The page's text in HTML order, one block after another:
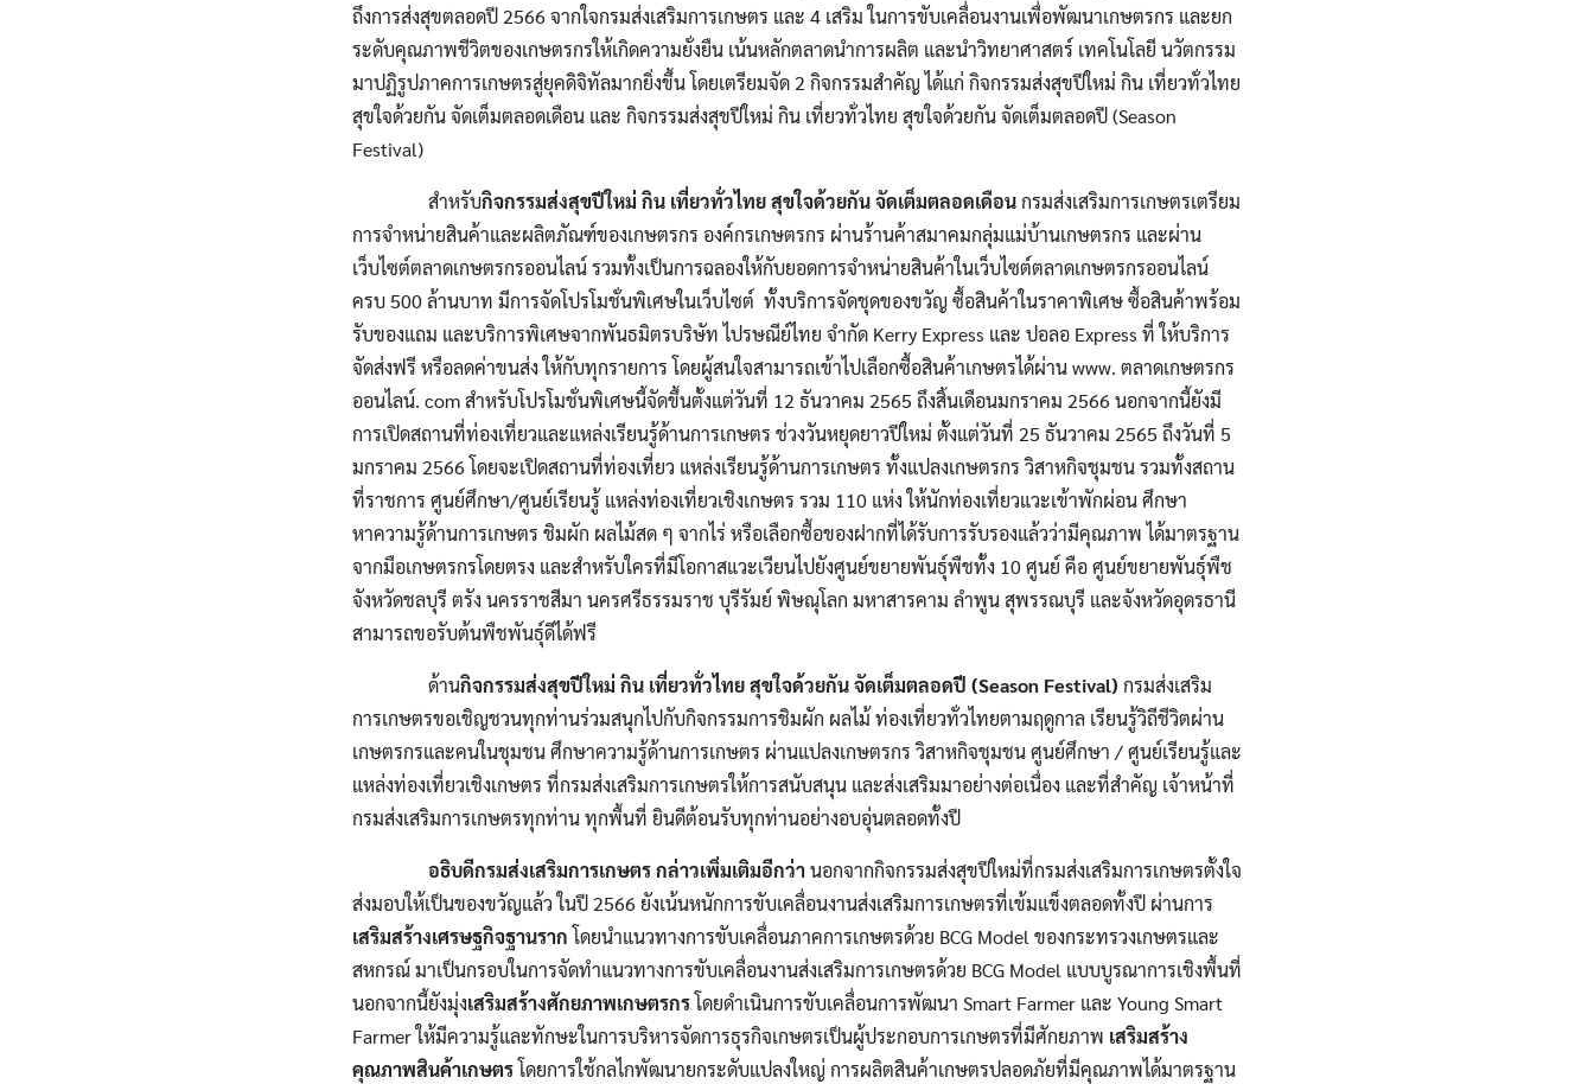
Search
Search
ถึงการส่งสุขตลอดปี 2566 จากใจกรมส่งเสริมการเกษตร และ 4 เสริม ในการขับเคลื่อนงานเพื่อพัฒนาเกษตรกร และยก
ระดับคุณภาพชีวิตของเกษตรกรให้เกิดความยั่งยืน เน้นหลักตลาดนำการผลิต และนำวิทยาศาสตร์ เทคโนโลยี นวัตกรรม
มาปฏิรูปภาคการเกษตรสู่ยุคดิจิทัลมากยิ่งขึ้น โดยเตรียมจัด 2 กิจกรรมสำคัญ ได้แก่ กิจกรรมส่งสุขปีใหม่ กิน เที่ยวทั่วไทย
สุขใจด้วยกัน จัดเต็มตลอดเดือน และ กิจกรรมส่งสุขปีใหม่ กิน เที่ยวทั่วไทย สุขใจด้วยกัน จัดเต็มตลอดปี (Season
Festival)
สำหรับกิจกรรมส่งสุขปีใหม่ กิน เที่ยวทั่วไทย สุขใจด้วยกัน จัดเต็มตลอดเดือนกรมส่งเสริมการเกษตรเตรียม
การจำหน่ายสินค้าและผลิตภัณฑ์ของเกษตรกร องค์กรเกษตรกร ผ่านร้านค้าสมาคมกลุ่มแม่บ้านเกษตรกร และผ่าน
เว็บไซต์ตลาดเกษตรกรออนไลน์ รวมทั้งเป็นการฉลองให้กับยอดการจำหน่ายสินค้าในเว็บไซต์ตลาดเกษตรกรออนไลน์
ครบ 500 ล้านบาท มีการจัดโปรโมชั่นพิเศษในเว็บไซต์ ทั้งบริการจัดชุดของขวัญ ซื้อสินค้าในราคาพิเศษ ซื้อสินค้าพร้อม
รับของแถม และบริการพิเศษจากพันธมิตรบริษัท ไปรษณีย์ไทย จำกัด Kerry Express และ ปอลอ Express ที่ ให้บริการ
จัดส่งฟรี หรือลดค่าขนส่ง ให้กับทุกรายการ โดยผู้สนใจสามารถเข้าไปเลือกซื้อสินค้าเกษตรได้ผ่าน www. ตลาดเกษตรกร
ออนไลน์. com สำหรับโปรโมชั่นพิเศษนี้จัดขึ้นตั้งแต่วันที่ 12 ธันวาคม 2565 ถึงสิ้นเดือนมกราคม 2566 นอกจากนี้ยังมี
การเปิดสถานที่ท่องเที่ยวและแหล่งเรียนรู้ด้านการเกษตร ช่วงวันหยุดยาวปีใหม่ ตั้งแต่วันที่ 25 ธันวาคม 2565 ถึงวันที่ 5
มกราคม 2566 โดยจะเปิดสถานที่ท่องเที่ยว แหล่งเรียนรู้ด้านการเกษตร ทั้งแปลงเกษตรกร วิสาหกิจชุมชน รวมทั้งสถาน
ที่ราชการ ศูนย์ศึกษา/ศูนย์เรียนรู้ แหล่งท่องเที่ยวเชิงเกษตร รวม 110 แห่ง ให้นักท่องเที่ยวแวะเข้าพักผ่อน ศึกษา
หาความรู้ด้านการเกษตร ชิมผัก ผลไม้สด ๆ จากไร่ หรือเลือกซื้อของฝากที่ได้รับการรับรองแล้วว่ามีคุณภาพ ได้มาตรฐาน
จากมือเกษตรกรโดยตรง และสำหรับใครที่มีโอกาสแวะเวียนไปยังศูนย์ขยายพันธุ์พืชทั้ง 10 ศูนย์ คือ ศูนย์ขยายพันธุ์พืช
จังหวัดชลบุรี ตรัง นครราชสีมา นครศรีธรรมราช บุรีรัมย์ พิษณุโลก มหาสารคาม ลำพูน สุพรรณบุรี และจังหวัดอุดรธานี
สามารถขอรับต้นพืชพันธุ์ดีได้ฟรี
ด้านกิจกรรมส่งสุขปีใหม่ กิน เที่ยวทั่วไทย สุขใจด้วยกัน จัดเต็มตลอดปี (Season Festival) กรมส่งเสริม
การเกษตรขอเชิญชวนทุกท่านร่วมสนุกไปกับกิจกรรมการชิมผัก ผลไม้ ท่องเที่ยวทั่วไทยตามฤดูกาล เรียนรู้วิถีชีวิตผ่าน
เกษตรกรและคนในชุมชน ศึกษาความรู้ด้านการเกษตร ผ่านแปลงเกษตรกร วิสาหกิจชุมชน ศูนย์ศึกษา / ศูนย์เรียนรู้และ
แหล่งท่องเที่ยวเชิงเกษตร ที่กรมส่งเสริมการเกษตรให้การสนับสนุน และส่งเสริมมาอย่างต่อเนื่อง และที่สำคัญ เจ้าหน้าที่
กรมส่งเสริมการเกษตรทุกท่าน ทุกพื้นที่ ยินดีต้อนรับทุกท่านอย่างอบอุ่นตลอดทั้งปี
อธิบดีกรมส่งเสริมการเกษตร กล่าวเพิ่มเติมอีกว่านอกจากกิจกรรมส่งสุขปีใหม่ที่กรมส่งเสริมการเกษตรตั้งใจ
ส่งมอบให้เป็นของขวัญแล้ว ในปี 2566 ยังเน้นหนักการขับเคลื่อนงานส่งเสริมการเกษตรที่เข้มแข็งตลอดทั้งปี ผ่านการ
เสริมสร้างเศรษฐกิจฐานราก โดยนำแนวทางการขับเคลื่อนภาคการเกษตรด้วย BCG Model ของกระทรวงเกษตรและ
สหกรณ์ มาเป็นกรอบในการจัดทำแนวทางการขับเคลื่อนงานส่งเสริมการเกษตรด้วย BCG Model แบบบูรณาการเชิงพื้นที่
นอกจากนี้ยังมุ่งเสริมสร้างศักยภาพเกษตรกรโดยดำเนินการขับเคลื่อนการพัฒนา Smart Farmer และ Young Smart
Farmer ให้มีความรู้และทักษะในการบริหารจัดการธุรกิจเกษตรเป็นผู้ประกอบการเกษตรที่มีศักยภาพ เสริมสร้าง
คุณภาพสินค้าเกษตรโดยการใช้กลไกพัฒนายกระดับแปลงใหญ่ การผลิตสินค้าเกษตรปลอดภัยที่มีคุณภาพได้มาตรฐาน